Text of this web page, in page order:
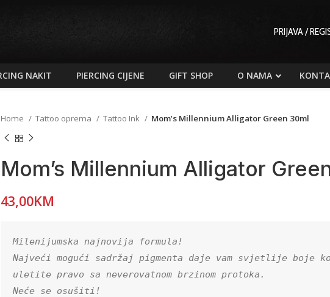
PRIJAVA /
NAKIT PIERCING CIJENE GIFT SHOP O NAMA
Home Tattoo oprema Tattoo Ink Mom’s Millennium Alligator Green 30ml
Mom’s Millennium Alligator
43,00KM
Milenijumska najnovija formula!
Najveći mogući sadržaj pigmenta daje vam svjetlije boje
uletite pravo sa neverovatnom brzinom protoka.
Neće se osušiti!